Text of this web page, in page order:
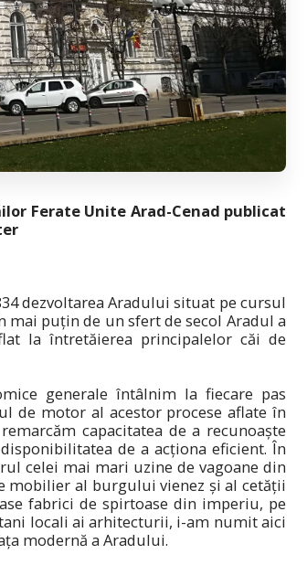
Ferate Unite Arad-Cenad publicat
dezvoltarea Aradului situat pe cursul
puțin de un sfert de secol Aradul a
la întretăierea principalelor căi de
generale întâlnim la fiecare pas
de motor al acestor procese aflate în
capacitatea de a recunoaște
de a acționa eficient. În
celei mai mari uzine de vagoane din
mobilier al burgului vienez și al cetății
fabrici de spirtoase din imperiu, pe
locali ai arhitecturii, i-am numit aici
modernă a Aradului.